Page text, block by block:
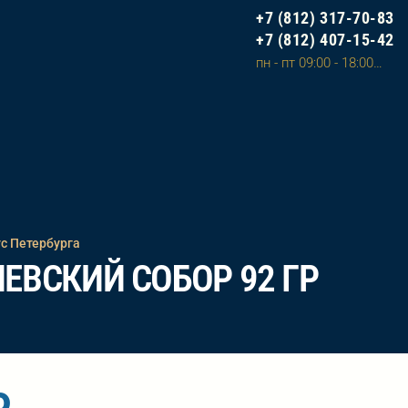
+7 (812) 317-70-83
+7 (812) 407-15-42
пн - пт 09:00 - 18:00, сб - вс 10:00 - 20:00 (сделать заказ на сайте и оплатить можно в любое время)
Петербурга
СОБОР 92 ГР